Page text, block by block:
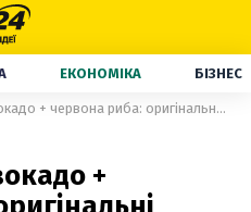
ЕКОНОМІКА БІЗНЕС
Ніжний мус з авокадо + червона риба: оригінальні бутерброди для святкового столу
+